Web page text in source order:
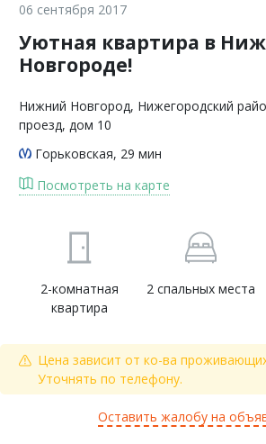
06 сентября 2017
Уютная квартира в
Новгороде!
Нижний Новгород, Нижегородский
проезд, дом 10
Горьковская, 29 мин
Посмотреть на карте
2-комнатная
квартира
2 спальных места
Цена зависит от ко-ва
Уточнять по телефону.
Оставить жалобу на